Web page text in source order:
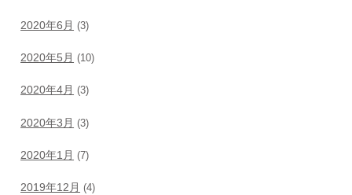
2020年6月 (3)
2020年5月 (10)
2020年4月 (3)
2020年3月 (3)
2020年1月 (7)
2019年12月 (4)